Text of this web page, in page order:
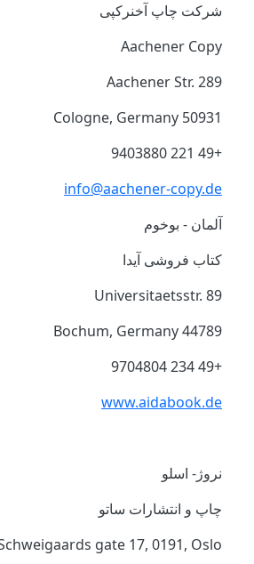
شرکت چاپ آخنرکپی
Aachener Copy
Aachener Str. 289
50931 Cologne, Germany
+49 221 9403880
info@aachener-copy.de
آلمان - بوخوم
کتاب فروشی آيدا
Universitaetsstr. 89
44789 Bochum, Germany
+49 234 9704804
www.aidabook.de
نروژ- اسلو
چاپ و انتشارات ساتو
Schweigaards gate 17, 0191, Oslo